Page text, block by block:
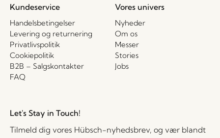
Kundeservice
Handelsbetingelser
Levering og returnering
Privatlivspolitik
Cookiepolitik
B2B – Salgskontakter
FAQ
Vores univers
Nyheder
Om os
Messer
Stories
Jobs
Let's Stay in Touch!
Tilmeld dig vores Hübsch-nyhedsbrev, og vær blandt